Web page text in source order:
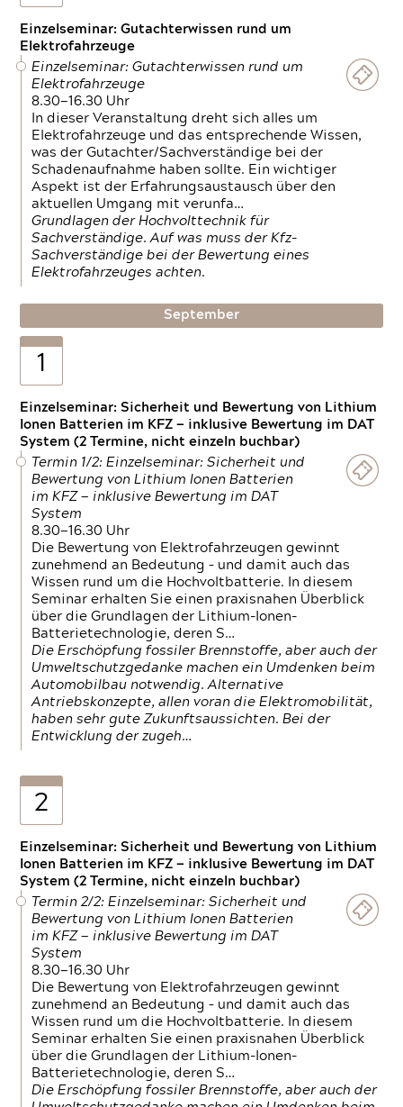
Einzelseminar: Gutachterwissen rund um
Elektrofahrzeuge
Einzelseminar: Gutachterwissen rund um
Elektrofahrzeuge
8.30—16.30 Uhr
In dieser Veranstaltung dreht sich alles um
Elektrofahrzeuge und das entsprechende Wissen,
was der Gutachter/Sachverständige bei der
Schadenaufnahme haben sollte. Ein wichtiger
Aspekt ist der Erfahrungsaustausch über den
aktuellen Umgang mit verunfa…
Grundlagen der Hochvolttechnik für
Sachverständige. Auf was muss der Kfz-
Sachverständige bei der Bewertung eines
Elektrofahrzeuges achten.
September
1
Einzelseminar: Sicherheit und Bewertung von Lithium
Ionen Batterien im KFZ — inklusive Bewertung im DAT
System (2 Termine, nicht einzeln buchbar)
Termin 1/2: Einzelseminar: Sicherheit und
Bewertung von Lithium Ionen Batterien
im KFZ — inklusive Bewertung im DAT
System
8.30—16.30 Uhr
Die Bewertung von Elektrofahrzeugen gewinnt
zunehmend an Bedeutung – und damit auch das
Wissen rund um die Hochvoltbatterie. In diesem
Seminar erhalten Sie einen praxisnahen Überblick
über die Grundlagen der Lithium-Ionen-
Batterietechnologie, deren S…
Die Erschöpfung fossiler Brennstoffe, aber auch der
Umweltschutzgedanke machen ein Umdenken beim
Automobilbau notwendig. Alternative
Antriebskonzepte, allen voran die Elektromobilität,
haben sehr gute Zukunftsaussichten. Bei der
Entwicklung der zugeh…
2
Einzelseminar: Sicherheit und Bewertung von Lithium
Ionen Batterien im KFZ — inklusive Bewertung im DAT
System (2 Termine, nicht einzeln buchbar)
Termin 2/2: Einzelseminar: Sicherheit und
Bewertung von Lithium Ionen Batterien
im KFZ — inklusive Bewertung im DAT
System
8.30—16.30 Uhr
Die Bewertung von Elektrofahrzeugen gewinnt
zunehmend an Bedeutung – und damit auch das
Wissen rund um die Hochvoltbatterie. In diesem
Seminar erhalten Sie einen praxisnahen Überblick
über die Grundlagen der Lithium-Ionen-
Batterietechnologie, deren S…
Die Erschöpfung fossiler Brennstoffe, aber auch der